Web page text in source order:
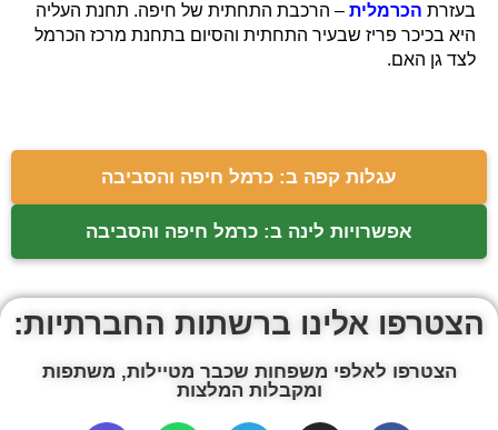
בעזרת הכרמלית – הרכבת התחתית של חיפה. תחנת העליה
היא בכיכר פריז שבעיר התחתית והסיום בתחנת מרכז הכרמל
לצד גן האם.
עגלות קפה ב: כרמל חיפה והסביבה
אפשרויות לינה ב: כרמל חיפה והסביבה
הצטרפו אלינו ברשתות החברתיות:
הצטרפו לאלפי משפחות שכבר מטיילות, משתפות
ומקבלות המלצות